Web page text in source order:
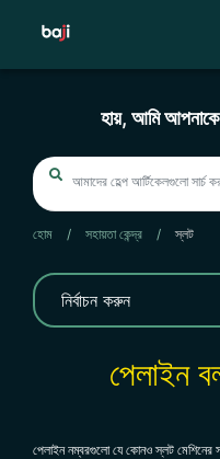
হায়, আমি আপনাকে
হোম / সহায়তা কেন্দ্র / স্লট
পেলাইন
পেলাইন নম্বরগুলো যে কোনও স্লট মেশিনের